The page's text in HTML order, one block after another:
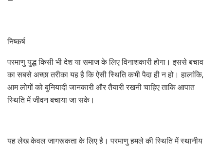
निष्कर्ष
परमाणु युद्ध किसी भी देश या समाज के लिए विनाशकारी होगा। इससे बचाव
का सबसे अच्छा तरीका यह है कि ऐसी स्थिति कभी पैदा ही न हो। हालांकि,
आम लोगों को बुनियादी जानकारी और तैयारी रखनी चाहिए ताकि आपात
स्थिति में जीवन बचाया जा सके।
यह लेख केवल जागरूकता के लिए है। परमाणु हमले की स्थिति में स्थानीय